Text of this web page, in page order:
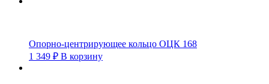
Опорно-центрирующее кольцо ОЦК 168
1 349 ₽ В корзину